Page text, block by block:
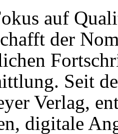
auf
der
Seit
Verlag,
digitale